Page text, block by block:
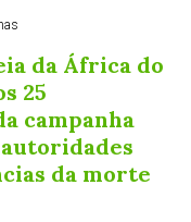
da África do
25
campanha
da morte